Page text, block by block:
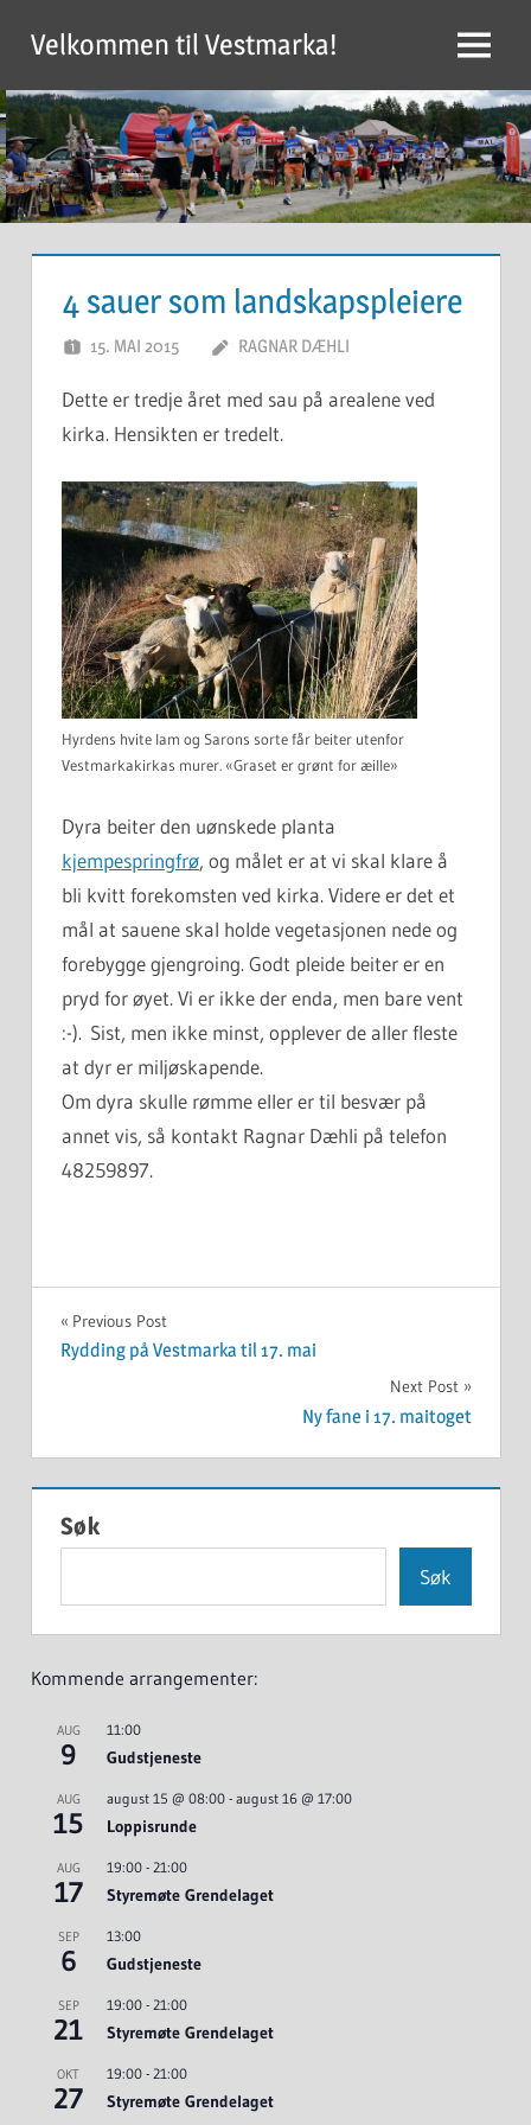
content
Velkommen til Vestmarka! Menu
4 sauer som landskapspleiere
15. MAI 2015 RAGNAR DÆHLI
Dette er tredje året med sau på arealene ved
kirka. Hensikten er tredelt.
Hyrdens hvite lam og Sarons sorte får beiter utenfor
Vestmarkakirkas murer. «Graset er grønt for æille»
Dyra beiter den uønskede planta
kjempespringfrø, og målet er at vi skal klare å
bli kvitt forekomsten ved kirka. Videre er det et
mål at sauene skal holde vegetasjonen nede og
forebygge gjengroing. Godt pleide beiter er en
pryd for øyet. Vi er ikke der enda, men bare vent
:-). Sist, men ikke minst, opplever de aller fleste
at dyr er miljøskapende.
Om dyra skulle rømme eller er til besvær på
annet vis, så kontakt Ragnar Dæhli på telefon
48259897.
UKATEGORISERT
Innleggsnavigasjon
Previous Post
Rydding på Vestmarka til 17. mai
Next Post
Ny fane i 17. maitoget
Søk
Søk
Kommende arrangementer:
AUG
9
11:00
Gudstjeneste
AUG
15
august 15 @ 08:00- august 16 @ 17:00
Loppisrunde
AUG
17
19:00- 21:00
Styremøte Grendelaget
SEP
6
13:00
Gudstjeneste
SEP
21
19:00- 21:00
Styremøte Grendelaget
OKT
27
19:00- 21:00
Styremøte Grendelaget